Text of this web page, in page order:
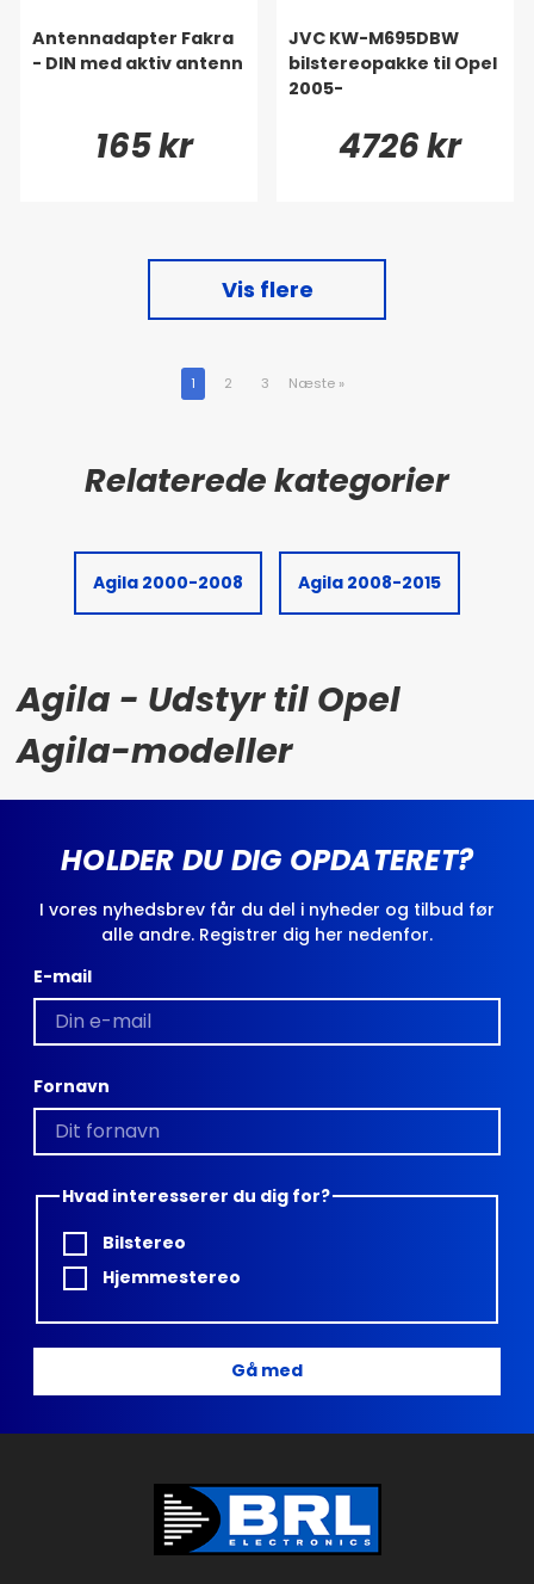
Antennadapter Fakra
- DIN med aktiv antenn
165 kr
JVC KW-M695DBW
bilstereopakke til Opel
2005-
4726 kr
Vis flere
1 2 3 Næste »
Agila 2000-2008 Agila 2008-2015
Agila - Udstyr til Opel
Agila-modeller
HOLDER DU DIG OPDATERET?
I vores nyhedsbrev får du del i nyheder og tilbud før
alle andre. Registrer dig her nedenfor.
E-mail
Fornavn
Hvad interesserer du dig for?
Bilstereo
Hjemmestereo
Gå med